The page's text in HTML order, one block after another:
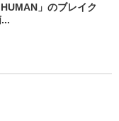
」のブレイク